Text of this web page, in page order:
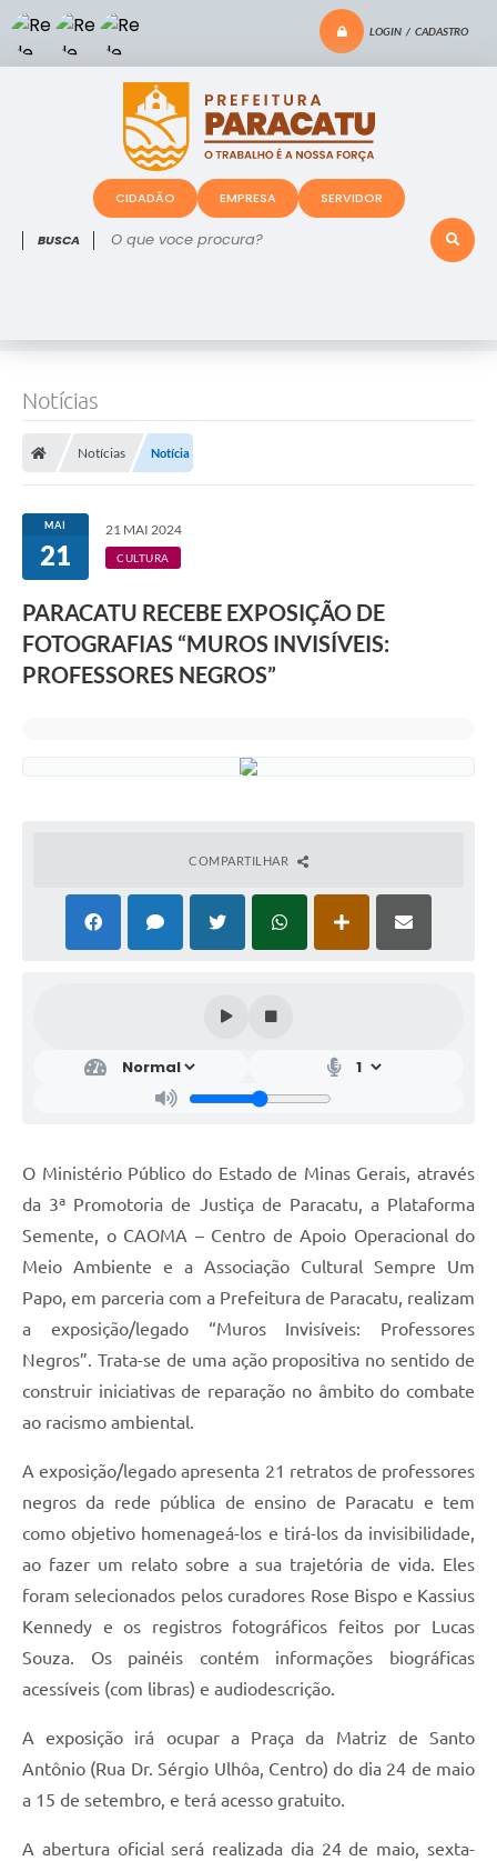
LOGIN / CADASTRO
O que voce procura?
CIDADÃO EMPRESA SERVIDOR
Notícias
Notícias Notícia
MAI
21
21 MAI 2024
CULTURA
PARACATU RECEBE EXPOSIÇÃO DE
FOTOGRAFIAS “MUROS INVISÍVEIS:
PROFESSORES NEGROS”
COMPARTILHAR
O Ministério Público do Estado de Minas Gerais, através
da 3ª Promotoria de Justiça de Paracatu, a Plataforma
Semente, o CAOMA – Centro de Apoio Operacional do
Meio Ambiente e a Associação Cultural Sempre Um
Papo, em parceria com a Prefeitura de Paracatu, realizam
a exposição/legado “Muros Invisíveis: Professores
Negros”. Trata-se de uma ação propositiva no sentido de
construir iniciativas de reparação no âmbito do combate
ao racismo ambiental.
A exposição/legado apresenta 21 retratos de professores
negros da rede pública de ensino de Paracatu e tem
como objetivo homenageá-los e tirá-los da invisibilidade,
ao fazer um relato sobre a sua trajetória de vida. Eles
foram selecionados pelos curadores Rose Bispo e Kassius
Kennedy e os registros fotográficos feitos por Lucas
Souza. Os painéis contém informações biográficas
acessíveis (com libras) e audiodescrição.
A exposição irá ocupar a Praça da Matriz de Santo
Antônio (Rua Dr. Sérgio Ulhôa, Centro) do dia 24 de maio
a 15 de setembro, e terá acesso gratuito.
A abertura oficial será realizada dia 24 de maio, sexta-